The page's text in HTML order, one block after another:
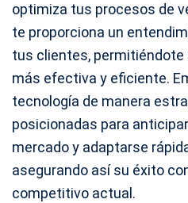
optimiza tus procesos de
te proporciona un
tus clientes, permitiéndote
más efectiva y eficiente.
tecnología de manera
posicionadas para
mercado y adaptarse
asegurando así su éxito
competitivo actual.